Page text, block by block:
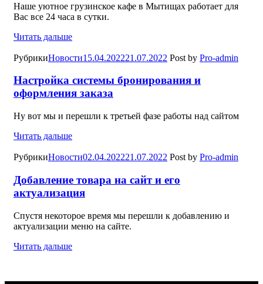
Наше уютное грузинское кафе в Мытищах работает для
Вас все 24 часа в сутки.
Читать дальше
РубрикиНовости15.04.202221.07.2022 Post by Pro-admin
Настройка системы бронирования и
оформления заказа
Ну вот мы и перешли к третьей фазе работы над сайтом
Читать дальше
РубрикиНовости02.04.202221.07.2022 Post by Pro-admin
Добавление товара на сайт и его
актуализация
Спустя некоторое время мы перешли к добавлению и
актуализации меню на сайте.
Читать дальше